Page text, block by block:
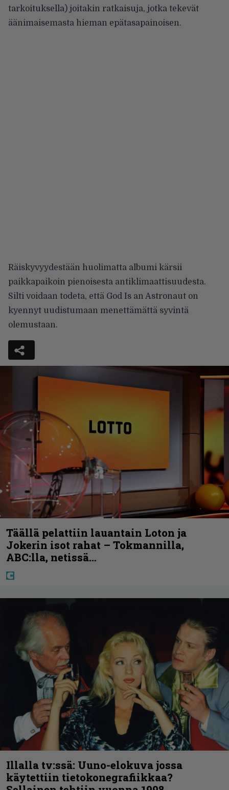
tarkoituksella) joitakin ratkaisuja, jotka tekevät
äänimaisemasta hieman epätasapainoisen.
Räiskyvyydestään huolimatta albumi kärsii
paikkapaikoin pienoisesta antiklimaattisuudesta.
Silti voidaan todeta, että God Is an Astronaut on
kyennyt uudistumaan menettämättä syvintä
olemustaan.
Täällä pelattiin lauantain Loton ja
Jokerin isot rahat – Tokmannilla,
ABC:lla, netissä…
Illalla tv:ssä: Uuno-elokuva jossa
käytettiin tietokonegrafiikkaa?